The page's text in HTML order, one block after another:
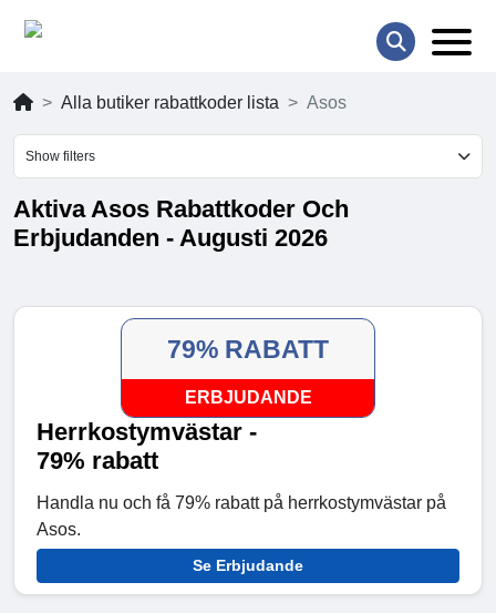
Alla butiker rabattkoder lista Asos
Show filters
Aktiva Asos Rabattkoder Och
Erbjudanden - Augusti 2026
79% RABATT
ERBJUDANDE
Herrkostymvästar -
79% rabatt
Handla nu och få 79% rabatt på herrkostymvästar på
Asos.
Se Erbjudande